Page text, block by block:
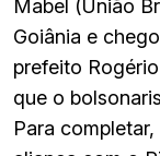
Mabel (União
Goiânia e
prefeito
que o
Para